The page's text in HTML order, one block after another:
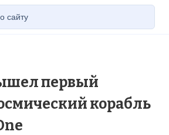
первый
корабль